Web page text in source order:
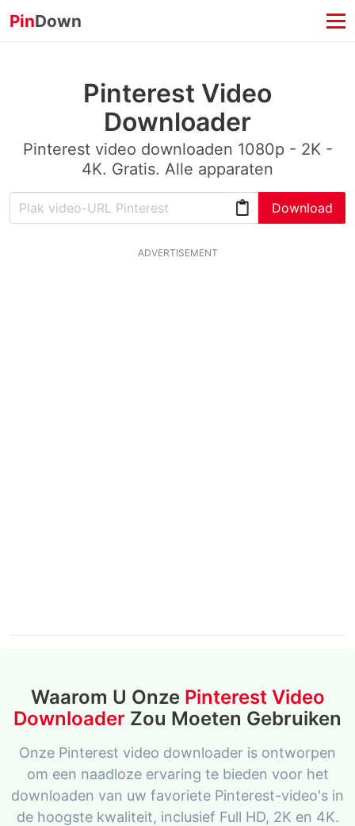
PinDown
Pinterest Video
Downloader
Pinterest video downloaden 1080p - 2K -
4K. Gratis. Alle apparaten
Download
ADVERTISEMENT
Waarom U Onze Pinterest Video
Downloader Zou Moeten Gebruiken
Onze Pinterest video downloader is ontworpen
om een naadloze ervaring te bieden voor het
downloaden van uw favoriete Pinterest-video's in
de hoogste kwaliteit, inclusief Full HD, 2K en 4K.